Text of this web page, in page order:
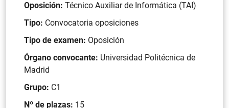
Oposición: Técnico Auxiliar de Informática (TAI)
Tipo: Convocatoria oposiciones
Tipo de examen: Oposición
Órgano convocante: Universidad Politécnica de
Madrid
Grupo: C1
Nº de plazas: 15